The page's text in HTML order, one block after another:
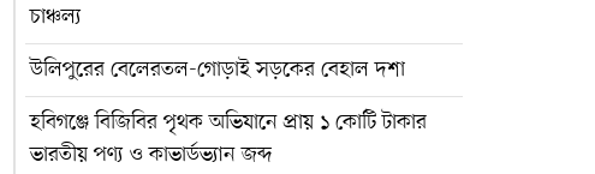
চাঞ্চল্য
উলিপুরের বেলেরতল-গোড়াই সড়কের বেহাল দশা
হবিগঞ্জে বিজিবির পৃথক অভিযানে প্রায় ১ কোটি টাকার
ভারতীয় পণ্য ও কাভার্ডভ্যান জব্দ